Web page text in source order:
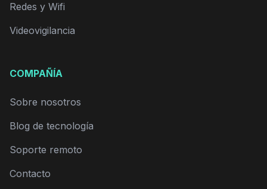
Redes y Wifi
Videovigilancia
COMPAÑÍA
Sobre nosotros
Blog de tecnología
Soporte remoto
Contacto